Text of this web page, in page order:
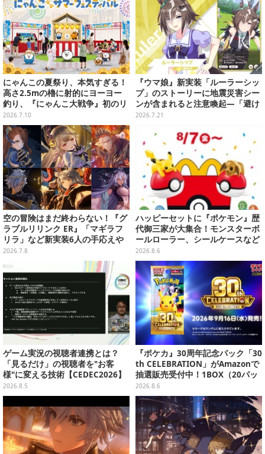
にゃんこの夏祭り、本気すぎる！
高さ2.5mの櫓に射的にヨーヨー
釣り、『にゃんこ大戦争』初のリ
アルイベントが全国3会場で7月よ
り開催
2026.7.10
『ウマ娘』新実装「ルーラーシッ
プ」のストーリーに地震災害シー
ンが含まれると注意喚起―「避け
ては語れないわな」「あの件から
2026.7.21
空の冒険はまだ終わらない！『グ
ラブルリリンク ER』「マギラフ
リラ」など新実装6人の手応えや
新要素の数々を一挙体験─シエ
テ・ソーンとの対決は激戦極まる
【プレイレポ】
2026.7.8
ハッピーセットに『ポケモン』歴
代御三家が大集合！モンスターボ
ールローラー、シールケースなど
全12種
2026.8.6
ゲーム実況の視聴者連携とは？
「見るだけ」の視聴者を"お客
様"に変える技術【CEDEC2026】
2026.8.5
『ポケカ』30周年記念パック「30
th CELEBRATION」がAmazonで
抽選販売受付中！1BOX（20パッ
ク入り）
2026.8.6